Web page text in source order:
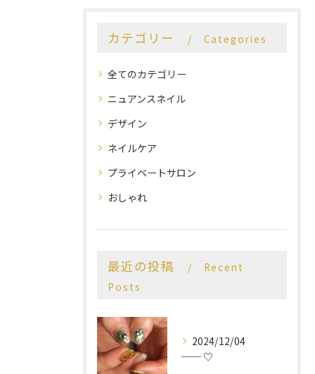
カテゴリー Categories
全てのカテゴリー
ニュアンスネイル
デザイン
ネイルケア
プライベートサロン
おしゃれ
最近の投稿
Recent
Posts
2024/12/04
── ♡